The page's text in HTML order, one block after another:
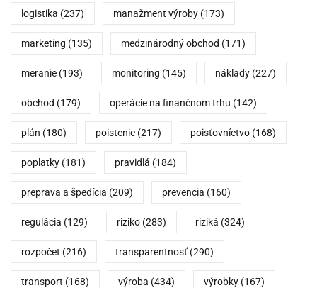
logistika (237) manažment výroby (173)
marketing (135) medzinárodný obchod (171)
meranie (193) monitoring (145) náklady (227)
obchod (179) operácie na finančnom trhu (142)
plán (180) poistenie (217) poisťovníctvo (168)
poplatky (181) pravidlá (184)
preprava a špedícia (209) prevencia (160)
regulácia (129) riziko (283) riziká (324)
rozpočet (216) transparentnosť (290)
transport (168) výroba (434) výrobky (167)